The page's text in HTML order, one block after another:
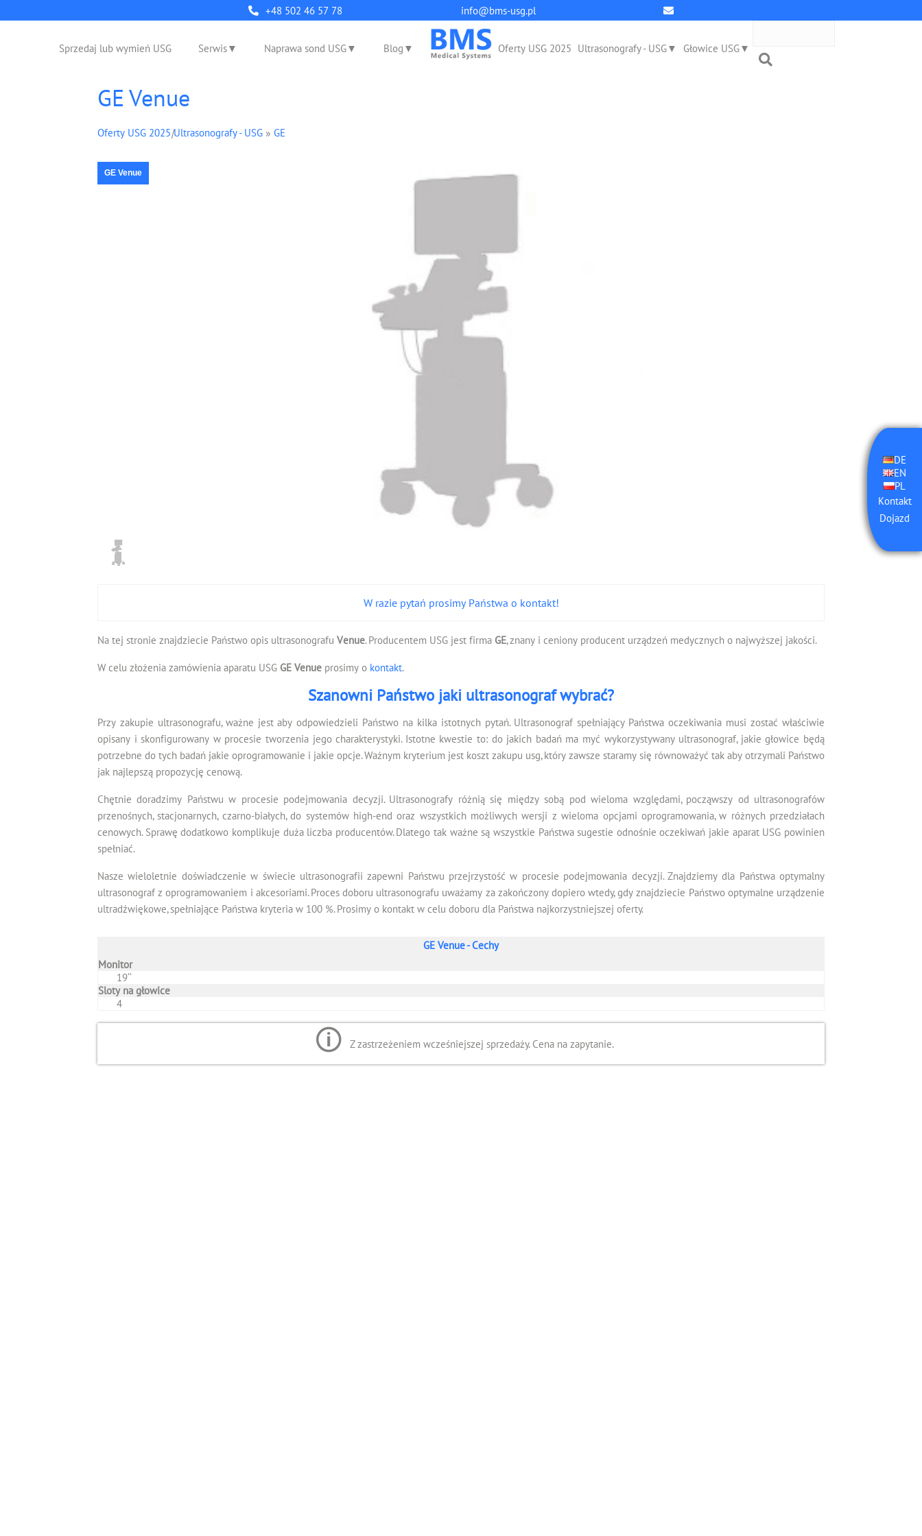
q
+48 502 46 57 78 info@bms-usg.pl
DE
EN
PL
Kontakt
Dojazd
Sprzedaj lub wymień USG Serwis Naprawa sond USG Blog Oferty USG 2025 Ultrasonografy - USG Głowice USG
GE Venue
Oferty USG 2025|Ultrasonografy - USG » GE
GE Venue
W razie pytań prosimy Państwa o kontakt!
Na tej stronie znajdziecie Państwo opis ultrasonografu Venue. Producentem USG jest firma GE, znany i ceniony producent urządzeń medycznych o najwyższej jakości.
W celu złożenia zamówienia aparatu USG GE Venue prosimy o kontakt.
Szanowni Państwo jaki ultrasonograf wybrać?
Przy zakupie ultrasonografu, ważne jest aby odpowiedzieli Państwo na kilka istotnych pytań. Ultrasonograf spełniający Państwa oczekiwania musi zostać właściwie
opisany i skonfigurowany w procesie tworzenia jego charakterystyki. Istotne kwestie to: do jakich badań ma myć wykorzystywany ultrasonograf, jakie głowice będą
potrzebne do tych badań jakie oprogramowanie i jakie opcje. Ważnym kryterium jest koszt zakupu usg, który zawsze staramy się równoważyć tak aby otrzymali Państwo
jak najlepszą propozycję cenową.
Chętnie doradzimy Państwu w procesie podejmowania decyzji. Ultrasonografy różnią się między sobą pod wieloma względami, począwszy od ultrasonografów
przenośnych, stacjonarnych, czarno-białych, do systemów high-end oraz wszystkich możliwych wersji z wieloma opcjami oprogramowania, w różnych przedziałach
cenowych. Sprawę dodatkowo komplikuje duża liczba producentów. Dlatego tak ważne są wszystkie Państwa sugestie odnośnie oczekiwań jakie aparat USG powinien
spełniać.
Nasze wieloletnie doświadczenie w świecie ultrasonografii zapewni Państwu przejrzystość w procesie podejmowania decyzji. Znajdziemy dla Państwa optymalny
ultrasonograf z oprogramowaniem i akcesoriami. Proces doboru ultrasonografu uważamy za zakończony dopiero wtedy, gdy znajdziecie Państwo optymalne urządzenie
ultradźwiękowe, spełniające Państwa kryteria w 100 %. Prosimy o kontakt w celu doboru dla Państwa najkorzystniejszej oferty.
GE Venue - Cechy
Monitor
19‘‘
Sloty na głowice
4
Z zastrzeżeniem wcześniejszej sprzedaży. Cena na zapytanie.